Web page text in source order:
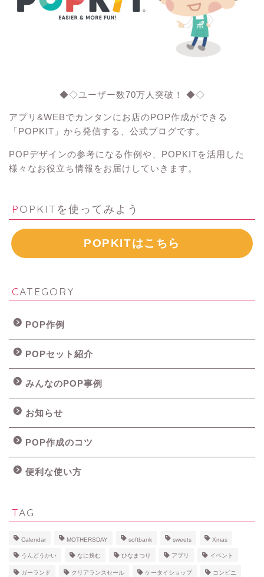
◆◇ユーザー数70万人突破！ ◆◇
アプリ&WEBでカンタンにお店のPOP作成ができる
「POPKIT」から発信する、公式ブログです。
POPデザインの参考になる作例や、POPKITを活用した
様々なお役立ち情報をお届けしていきます。
POPKITを使ってみよう
POPKITはこちら
CATEGORY
POP作例
POPセット紹介
みんなのPOP事例
お知らせ
POP作成のコツ
便利な使い方
TAG
Calendar MOTHERSDAY softbank sweets Xmas
うんどうかい なに挟む ひなまつり アプリ イベント
ガーランド クリアランスセール ケータイショップ コンビニ